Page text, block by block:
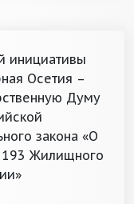
инициативы
Осетия –
Думу
закона «О
193 Жилищного